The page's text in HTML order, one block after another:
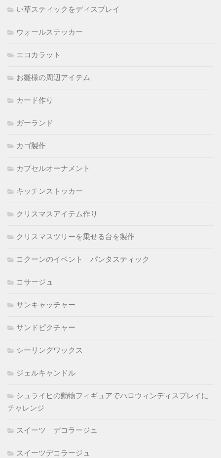
い草スティックをディスプレイ
ウォールステッカー
エコカラット
お雛様の周辺アイテム
カード作り
ガーランド
カゴ製作
カプセルオーナメント
キッチンストッカー
クリスマスアイテム作り
クリスマスツリーを乗せる台を製作
コクーンのイベント パンタスティック
コサージュ
サンキャッチャー
サンドピクチャー
シーリングワックス
ジェルキャンドル
シュライヒの動物フィギュアでハロウィンディスプレイに
チャレンジ
スイーツ デコラージュ
スイーツデコラージュ